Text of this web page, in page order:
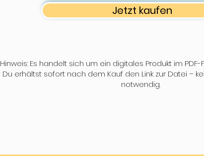
Jetzt kaufen
Hinweis: Es handelt sich um ein digitales Produkt im
Du erhältst sofort nach dem Kauf den Link zur Datei –
notwendig.